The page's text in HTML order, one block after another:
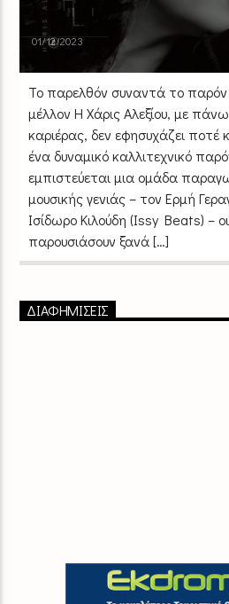
01/12/2023
Το παρελθόν συναντά το παρόν
μέλλον Η Χάρις Αλεξίου, με
καριέρας, δεν εφησυχάζει ποτέ
ένα δυναμικό καλλιτεχνικό
εμπιστεύεται μια ομάδα
μουσικής γενιάς – τον Ερμή
Ισίδωρο Κιλούδη (Issy Beats) –
παρουσιάσουν ξανά […]
ΔΙΑΦΗΜΙΣΕΙΣ